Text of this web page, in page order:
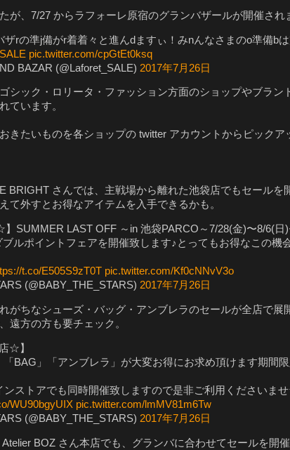
が、7/27 からラフォーレ原宿のグランバザールが開催され
ザrの準j備がr着着々と進んdますぃ！みnんなさまのo準備b
pic.twitter.com/cpGtEt0ksq
BAZAR (@Laforet_SALE) 2017年7月26日
シック・ロリータ・ファッション方面のショップやブラン
ています。
きたいものを各ショップの twitter アカウントからピックア
BRIGHT さんでは、主戦場から離れた池袋店でもセールを
て外すとお得なアイテムを入手できるかも。
SUMMER LAST OFF ～in 池袋PARCO～7/28(金)〜8/6(日
ルポイントフェアを開催致します♪とってもお得なこの機
t.co/E505S9zT0T pic.twitter.com/Kf0cNNvV3o
(@BABY_THE_STARS) 2017年7月26日
がちなシューズ・バッグ・アンブレラのセールが全店で展
遠方の方も要チェック。
☆】
「BAG」「アンブレラ」が大変お得にお求め頂けます期間
ンストアでも同時開催致しますので是非ご利用くださいま
WU90bgyUIX pic.twitter.com/lmMV81m6Tw
(@BABY_THE_STARS) 2017年7月26日
BOZ さん本店でも、グランバに合わせてセールを開